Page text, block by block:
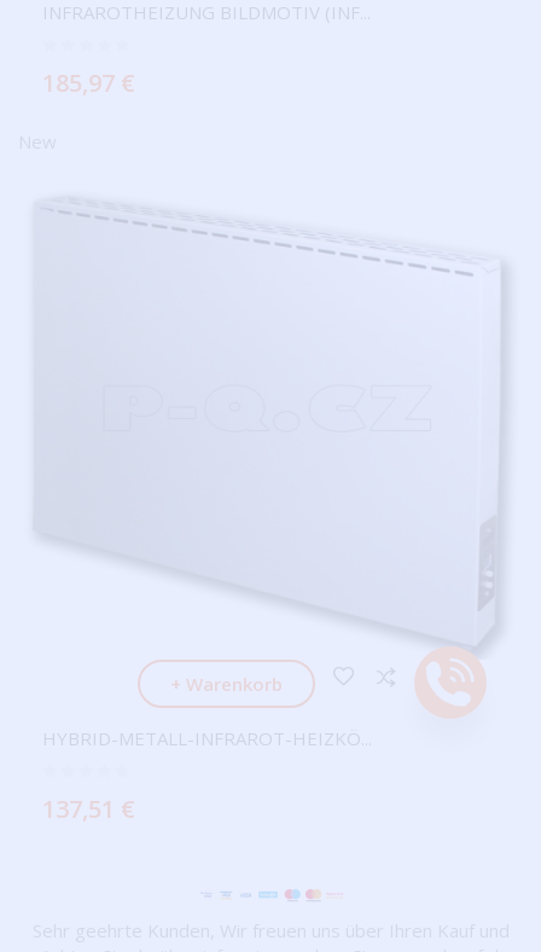
INFRAROTHEIZUNG BILDMOTIV (INF...
185,97 €
+ Warenkorb
HYBRID-METALL-INFRAROT-HEIZKÖ...
137,51 €